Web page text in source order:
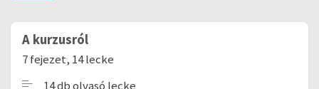
A kurzusról
7 fejezet, 14 lecke
14 db olvasó lecke